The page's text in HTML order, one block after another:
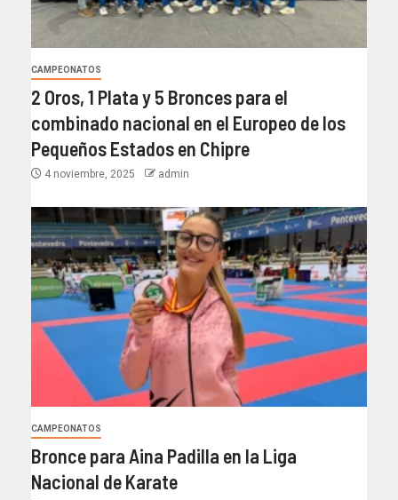
CAMPEONATOS
2 Oros, 1 Plata y 5 Bronces para el
combinado nacional en el Europeo de los
Pequeños Estados en Chipre
4 noviembre, 2025 admin
CAMPEONATOS
Bronce para Aina Padilla en la Liga
Nacional de Karate